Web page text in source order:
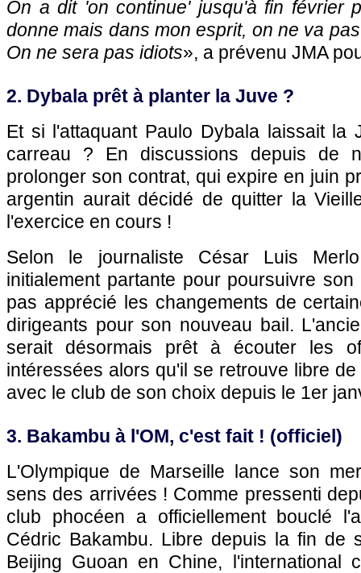
On a dit 'on continue' jusqu'à fin février
donne mais dans mon esprit, on ne va
On ne sera pas idiots», a prévenu JMA
2. Dybala prêt à planter la Juve ?
Et si l'attaquant Paulo Dybala laissait la
carreau ? En discussions depuis de
prolonger son contrat, qui expire en juin
argentin aurait décidé de quitter la
l'exercice en cours !
Selon le journaliste César Luis
initialement partante pour poursuivre
pas apprécié les changements de
dirigeants pour son nouveau bail.
serait désormais prêt à écouter les
intéressées alors qu'il se retrouve libre
avec le club de son choix depuis le 1er
3. Bakambu à l'OM, c'est fait ! (officiel)
L'Olympique de Marseille lance son
sens des arrivées ! Comme pressenti
club phocéen a officiellement bouclé
Cédric Bakambu. Libre depuis la fin de
Beijing Guoan en Chine, l'international